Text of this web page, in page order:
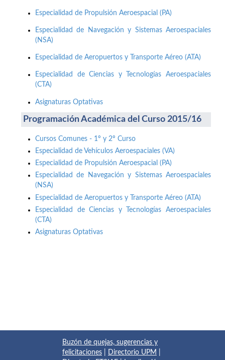
Especialidad de Propulsión Aeroespacial (PA)
Especialidad de Navegación y Sistemas Aeroespaciales
(NSA)
Especialidad de Aeropuertos y Transporte Aéreo (ATA)
Especialidad de Ciencias y Tecnologías Aeroespaciales
(CTA)
Asignaturas Optativas
Programación Académica del Curso 2015/16
Cursos Comunes - 1º y 2º Curso
Especialidad de Vehículos Aeroespaciales (VA)
Especialidad de Propulsión Aeroespacial (PA)
Especialidad de Navegación y Sistemas Aeroespaciales
(NSA)
Especialidad de Aeropuertos y Transporte Aéreo (ATA)
Especialidad de Ciencias y Tecnologías Aeroespaciales
(CTA)
Asignaturas Optativas
Buzón de quejas, sugerencias y
felicitaciones
Directorio UPM